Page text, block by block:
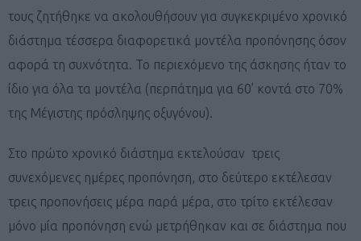
τους ζητήθηκε να ακολουθήσουν για συγκεκριμένο χρονικό
διάστημα τέσσερα διαφορετικά μοντέλα προπόνησης όσον
αφορά τη συχνότητα. Το περιεχόμενο της άσκησης ήταν το
ίδιο για όλα τα μοντέλα (περπάτημα για 60’ κοντά στο 70%
της Μέγιστης πρόσληψης οξυγόνου).
Στο πρώτο χρονικό διάστημα εκτελούσαν τρεις
συνεχόμενες ημέρες προπόνηση, στο δεύτερο εκτέλεσαν
τρεις προπονήσεις μέρα παρά μέρα, στο τρίτο εκτέλεσαν
μόνο μία προπόνηση ενώ μετρήθηκαν και σε διάστημα που